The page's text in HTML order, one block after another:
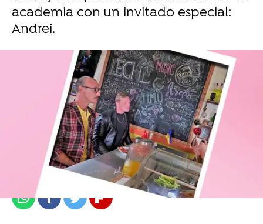
academia con un invitado especial:
Andrei.
atresplayer
Publicado:10 de octubre de 2023, 14:17
WhatsappFacebook
TwitterFlipboard